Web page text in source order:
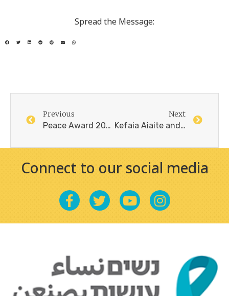
Spread the Message:
Previous
Peace Award 2019 to WWP by Die Schwelle Foundation
Next
Kefaia Aiaite and Judith Gilbert represented WWP in Spain
Connect to our social media